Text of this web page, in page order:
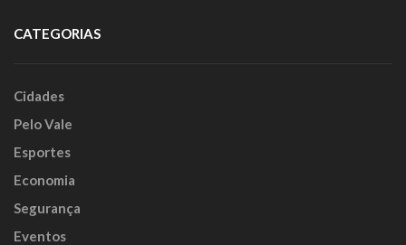
CATEGORIAS
Cidades
Pelo Vale
Esportes
Economia
Segurança
Eventos